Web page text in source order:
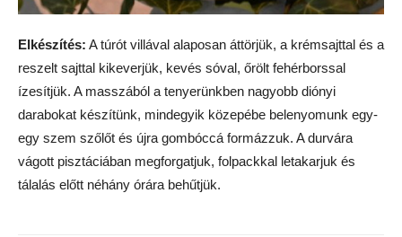
Elkészítés: A túrót villával alaposan áttörjük, a krémsajttal és a
reszelt sajttal kikeverjük, kevés sóval, őrölt fehérborssal
ízesítjük. A masszából a tenyerünkben nagyobb diónyi
darabokat készítünk, mindegyik közepébe belenyomunk egy-
egy szem szőlőt és újra gombóccá formázzuk. A durvára
vágott pisztáciában megforgatjuk, folpackkal letakarjuk és
tálalás előtt néhány órára behűtjük.